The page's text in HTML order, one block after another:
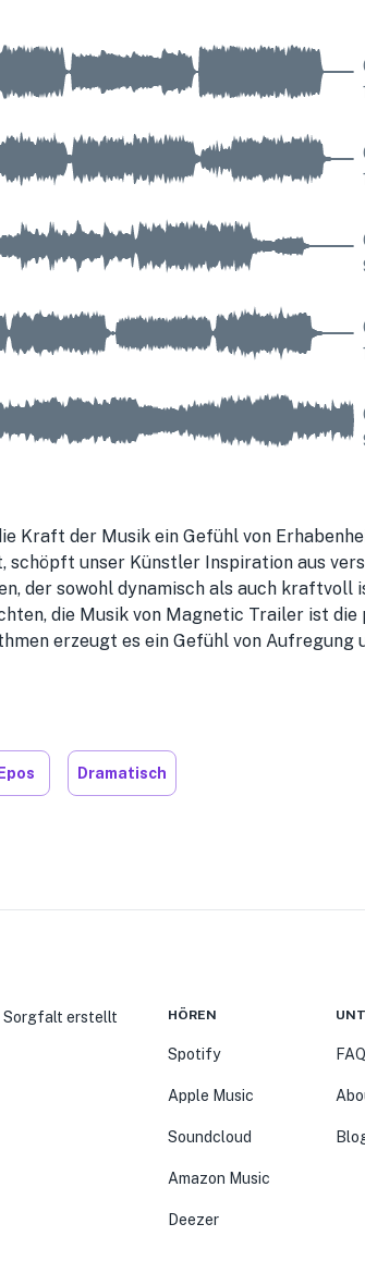
Kraft der Musik ein Gefühl von
unser Künstler Inspiration aus
der sowohl dynamisch als auch
die Musik von Magnetic Trailer ist
erzeugt es ein Gefühl von Aufregung
Epos Dramatisch
Sorgfalt erstellt
HÖREN
Spotify
Apple Music
Soundcloud
Amazon Music
Deezer